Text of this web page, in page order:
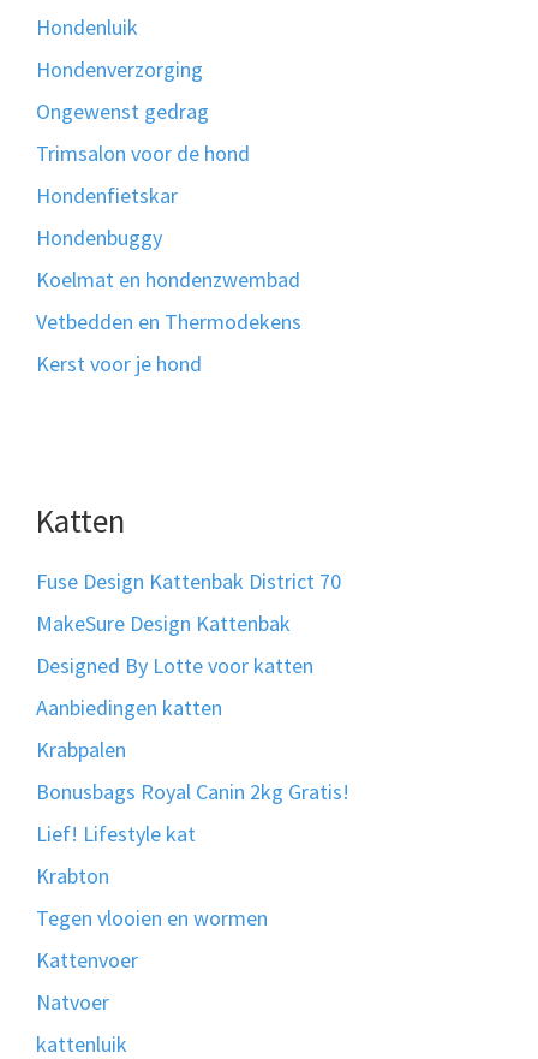
Hondenluik
Hondenverzorging
Ongewenst gedrag
Trimsalon voor de hond
Hondenfietskar
Hondenbuggy
Koelmat en hondenzwembad
Vetbedden en Thermodekens
Kerst voor je hond
Katten
Fuse Design Kattenbak District 70
MakeSure Design Kattenbak
Designed By Lotte voor katten
Aanbiedingen katten
Krabpalen
Bonusbags Royal Canin 2kg Gratis!
Lief! Lifestyle kat
Krabton
Tegen vlooien en wormen
Kattenvoer
Natvoer
kattenluik